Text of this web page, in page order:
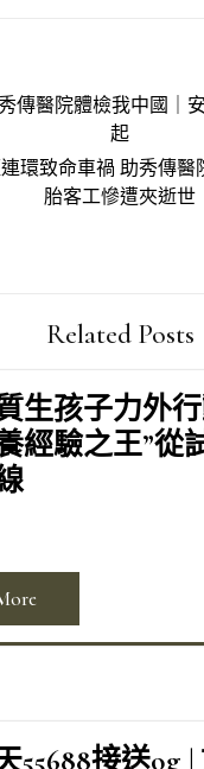
傳醫院體檢我中國｜
起
環致命車禍 助秀傳醫
胎客工慘遭夾逝世
Related Posts
生孩子力外
經驗之王”從
55688接送og